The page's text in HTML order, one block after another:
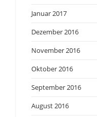
Januar 2017
Dezember 2016
November 2016
Oktober 2016
September 2016
August 2016